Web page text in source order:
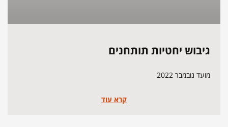
גיבוש יחטיות תותחנים
מועד נובמבר 2022
קרא עוד